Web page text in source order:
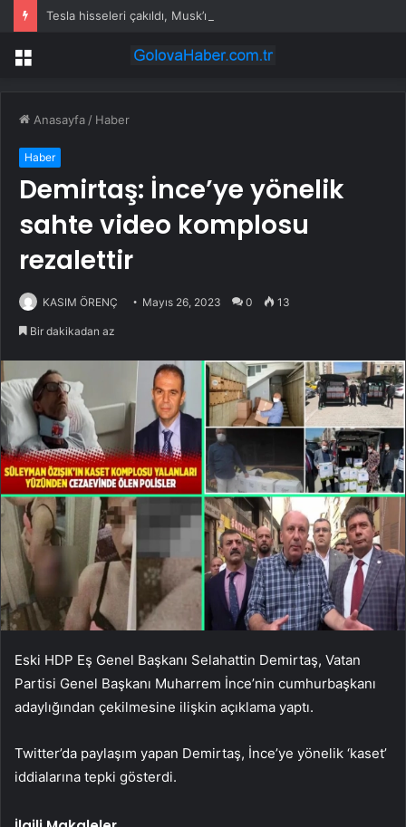
Tesla hisseleri çakıldı, Musk’ın serveti eridi
Menü
Anasayfa / Haber
Haber
Demirtaş: İnce’ye yönelik
sahte video komplosu
rezalettir
KASIM ÖRENÇ Mayıs 26, 2023 0 13
Bir dakikadan az
Eski HDP Eş Genel Başkanı Selahattin Demirtaş, Vatan
Partisi Genel Başkanı Muharrem İnce’nin cumhurbaşkanı
adaylığından çekilmesine ilişkin açıklama yaptı.
Twitter’da paylaşım yapan Demirtaş, İnce’ye yönelik ‘kaset’
iddialarına tepki gösterdi.